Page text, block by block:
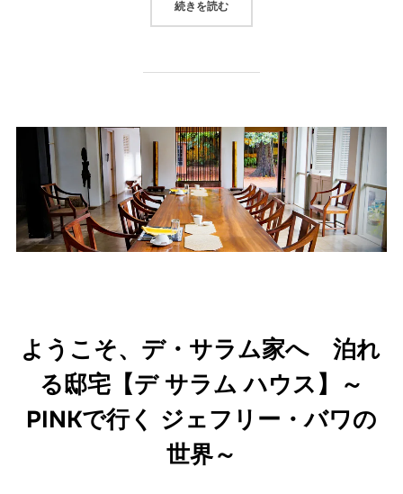
続きを読む“バワの終の棲家【ルヌガンガ】４
ようこそ、デ・サラム家へ 泊れ
る邸宅【デ サラム ハウス】～
PINKで行く ジェフリー・バワの
世界～